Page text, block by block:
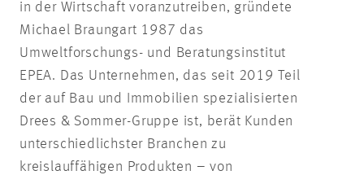
in der Wirtschaft voranzutreiben, gründete
Michael Braungart 1987 das
Umweltforschungs- und Beratungsinstitut
EPEA. Das Unternehmen, das seit 2019 Teil
der auf Bau und Immobilien spezialisierten
Drees & Sommer-Gruppe ist, berät Kunden
unterschiedlichster Branchen zu
kreislauffähigen Produkten – von